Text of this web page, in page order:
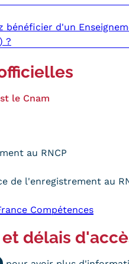
bénéficier d'un
?
le Cnam
au RNCP
de l'enregistrement au
Compétences
délais